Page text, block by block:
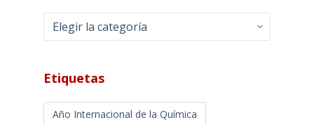
Categorías
Etiquetas
Año Internacional de la Química